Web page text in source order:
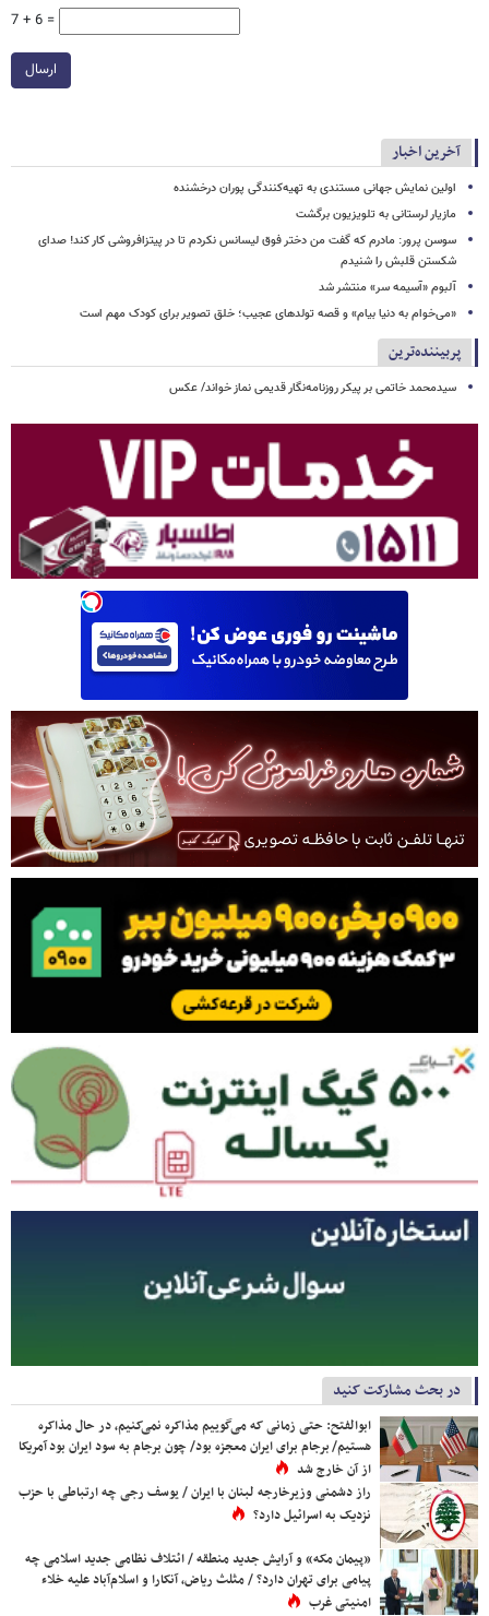
7 + 6 =
ارسال
آخرین اخبار
اولین نمایش جهانی مستندی به تهیه‌کنندگی پوران درخشنده
مازیار لرستانی به تلویزیون برگشت
سوسن پرور: مادرم که گفت من دختر فوق‌ لیسانس نکردم تا در پیتزافروشی کار کند! صدای
شکستن قلبش را شنیدم
آلبوم «آسیمه سر» منتشر شد
«می‌خوام به دنیا بیام» و قصه تولدهای عجیب؛ خلق تصویر برای کودک مهم است
پربیننده‌ترین
سیدمحمد خاتمی بر پیکر روزنامه‌نگار قدیمی نماز خواند/ عکس
در بحث مشارکت کنید
ابوالفتح: حتی زمانی که می‌گوییم مذاکره نمی‌کنیم، در حال مذاکره
هستیم/ برجام برای ایران معجزه بود/ چون برجام به سود ایران بود آمریکا
از آن خارج شد
راز دشمنی وزیرخارجه لبنان با ایران / یوسف رجی چه ارتباطی با حزب
نزدیک به اسرائیل دارد؟
«پیمان مکه» و آرایش جدید منطقه / ائتلاف نظامی جدید اسلامی چه
پیامی برای تهران دارد؟ / مثلث ریاض، آنکارا و اسلام‌آباد علیه خلاء
امنیتی غرب